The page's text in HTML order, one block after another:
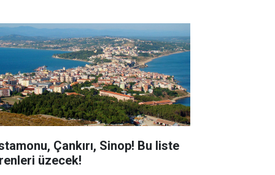
Çankırı, Sinop! Bu liste
üzecek!